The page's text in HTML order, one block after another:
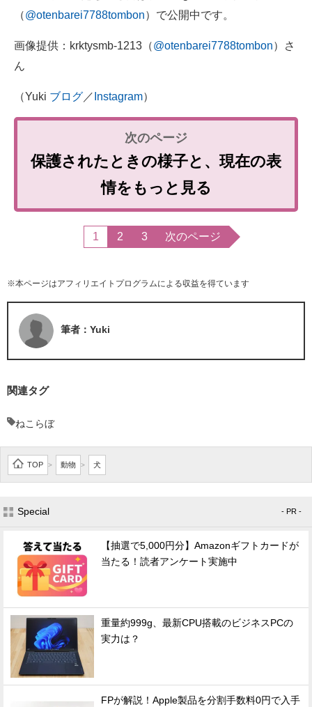
（@otenbarei7788tombon）で公開中です。
画像提供：krktysmb-1213（@otenbarei7788tombon）さ
ん
（Yuki ブログ ／ Instagram）
保護されたときの様子と、現在の表
情をもっと見る
1 2 3 次のページ
※本ページはアフィリエイトプログラムによる収益を得ています
筆者：Yuki
関連タグ
ねこらぼ
TOP > 動物 > 犬
Special - PR -
【抽選で5,000円分】Amazonギフトカードが
当たる！読者アンケート実施中
重量約999g、最新CPU搭載のビジネスPCの
実力は？
FPが解説！Apple製品を分割手数料0円で入手